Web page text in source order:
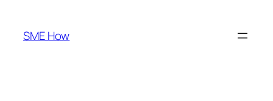
content
SME How